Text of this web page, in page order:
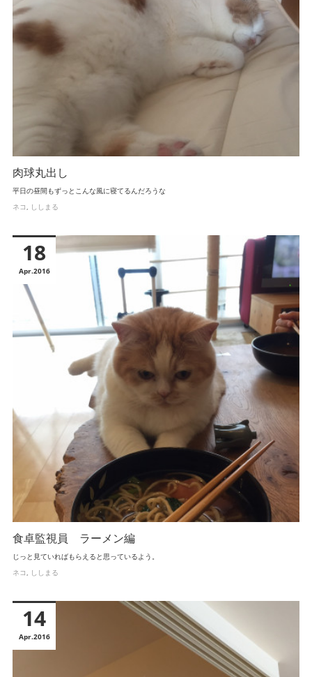
肉球丸出し
平日の昼間もずっとこんな風に寝てるんだろうな
ネコ ししまる
食卓監視員 ラーメン編
じっと見ていればもらえると思っているよう。
18
Apr 2016
ネコ ししまる
14
Apr 2016